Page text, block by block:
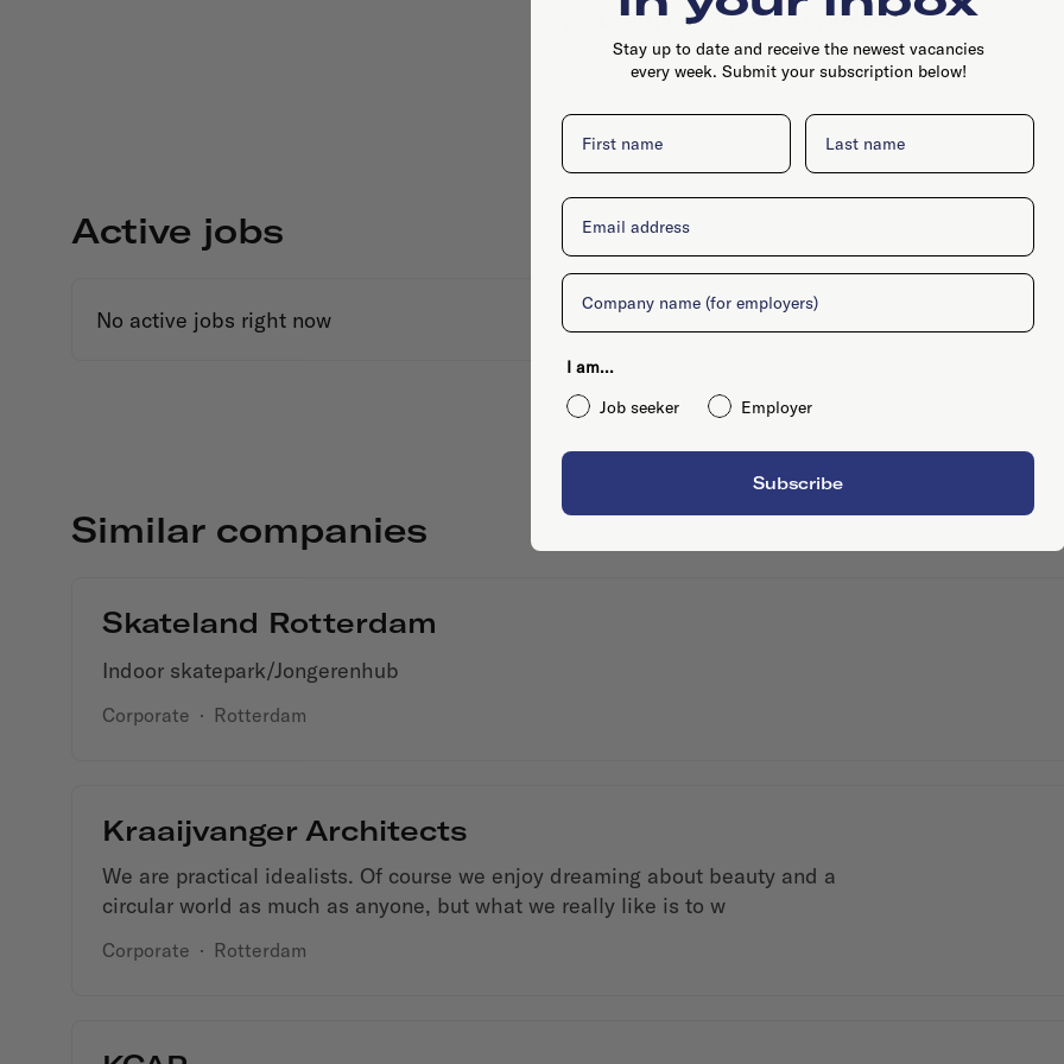
Beursplein 37, 3011 AA, Rotterdam
Active jobs
No active jobs right now
Similar companies
Skateland Rotterdam
Indoor skatepark/Jongerenhub
Corporate · Rotterdam
Kraaijvanger Architects
We are practical idealists. Of course we enjoy dreaming about beauty and a
circular world as much as anyone, but what we really like is to w
Corporate · Rotterdam
Stay up to date and receive the newest vacancies
every week. Submit your subscription below!
First name Last name
Email
Company
I am...
Job seeker
Employer
Subscribe